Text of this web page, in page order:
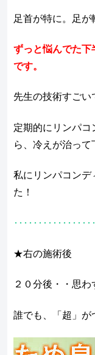
足首が特に。足が
ずっと悩んでた下
です。
先生の技術すごい
定期的にリンパコ
ら、冷えが治って
私にリンパコンデ
た！
････････････････
★右の施術後
２０分後・・思わ
誰でも、「超」が